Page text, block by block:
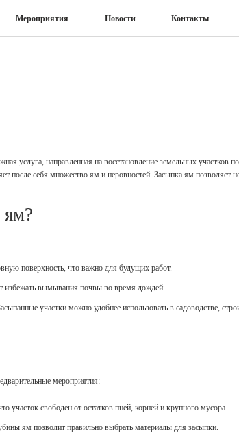
Мероприятия Новости Контакты
услуга, направленная на восстановление земельных участков
после себя множество ям и неровностей. Засыпка ям позволяет
ям?
поверхность, что важно для будущих работ.
избежать вымывания почвы во время дождей.
участки можно удобнее использовать в садоводстве,
мероприятия:
участок свободен от остатков пней, корней и крупного мусора.
ям позволит правильно выбрать материалы для засыпки.